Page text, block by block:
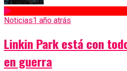
Noticias1 año atrás
Linkin Park está con
en guerra